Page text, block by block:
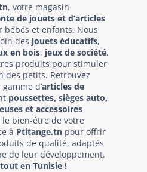
, votre magasin
de jouets et d’articles
bébés et enfants. Nous
des jouets éducatifs,
en bois, jeux de société,
produits pour stimuler
des petits. Retrouvez
d’articles de
poussettes, sièges auto,
et accessoires
le bien-être de votre
à Ptitange.tn pour offrir
de qualité, adaptés
de leur développement.
en Tunisie !